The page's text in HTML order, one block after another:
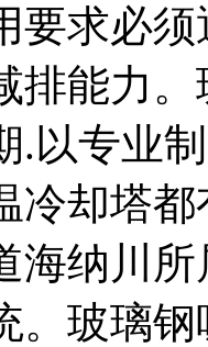
要求必
排能力
.以专业
冷却塔
海纳川
。玻璃